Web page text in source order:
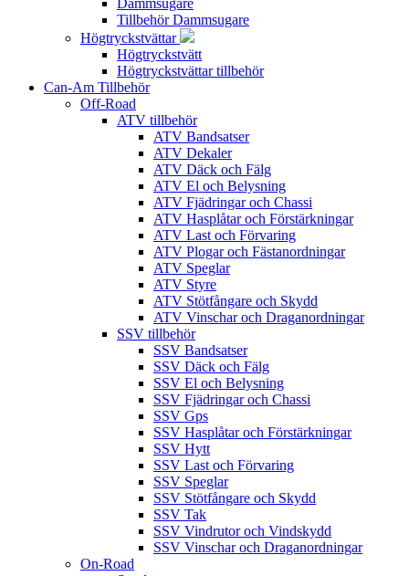
Dammsugare
Tillbehör Dammsugare
Högtryckstvättar
Högtryckstvätt
Högtryckstvättar tillbehör
Can-Am Tillbehör
Off-Road
ATV tillbehör
ATV Bandsatser
ATV Dekaler
ATV Däck och Fälg
ATV El och Belysning
ATV Fjädringar och Chassi
ATV Hasplåtar och Förstärkningar
ATV Last och Förvaring
ATV Plogar och Fästanordningar
ATV Speglar
ATV Styre
ATV Stötfångare och Skydd
ATV Vinschar och Draganordningar
SSV tillbehör
SSV Bandsatser
SSV Däck och Fälg
SSV El och Belysning
SSV Fjädringar och Chassi
SSV Gps
SSV Hasplåtar och Förstärkningar
SSV Hytt
SSV Last och Förvaring
SSV Speglar
SSV Stötfångare och Skydd
SSV Tak
SSV Vindrutor och Vindskydd
SSV Vinschar och Draganordningar
On-Road